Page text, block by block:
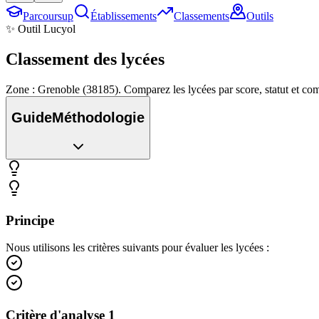
Parcoursup Établissements Classements
Outils
✨ Outil Lucyol
Classement des lycées
Zone : Grenoble (38185). Comparez les lycées par score, statut et
GuideMéthodologie
Principe
Nous utilisons les critères suivants pour évaluer les lycées :
Critère d'analyse 1